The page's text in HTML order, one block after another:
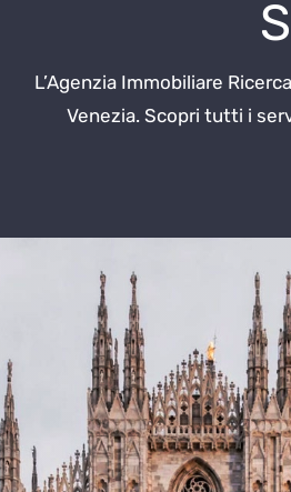
L’Agenzia Immobiliare
Venezia. Scopri tutti i